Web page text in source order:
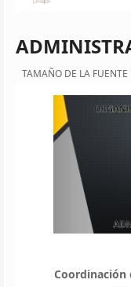
TAMAÑO DE LA FUENTE
Coordinación